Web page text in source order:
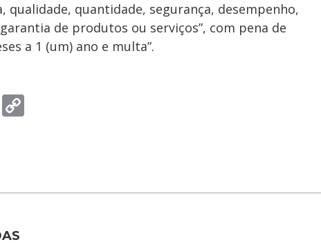
qualidade, quantidade, segurança, desempenho,
de produtos ou serviços”, com pena de
a 1 (um) ano e multa”.
WhatsApp